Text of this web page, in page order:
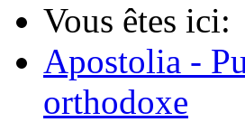
Vous êtes ici:
Apostolia -
orthodoxe